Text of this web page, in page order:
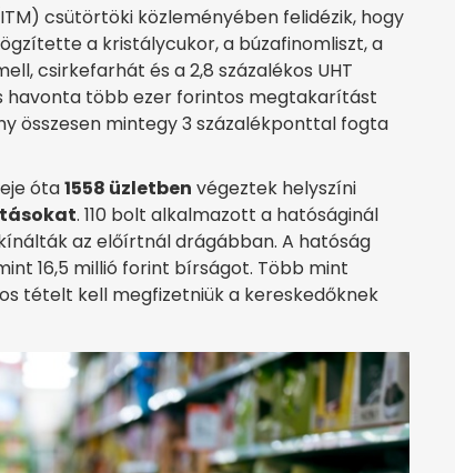
csütörtöki közleményében felidézik, hogy
a kristálycukor, a búzafinomliszt, a
csirkefarhát és a 2,8 százalékos UHT
havonta több ezer forintos megtakarítást
összesen mintegy 3 százalékponttal fogta
óta1558 üzletben végeztek helyszíni
. 110 bolt alkalmazott a hatóságinál
az előírtnál drágábban. A hatóság
16,5 millió forint bírságot. Több mint
tételt kell megfizetniük a kereskedőknek